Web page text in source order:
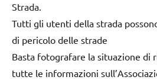
Strada.
Tutti gli utenti della strada
di pericolo delle strade
Basta fotografare la situazione di
tutte le informazioni